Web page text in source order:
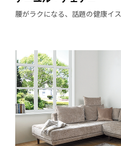
腰がラクになる、話題の健康イス